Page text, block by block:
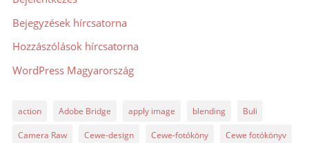
Bejegyzések hírcsatorna
Hozzászólások hírcsatorna
WordPress Magyarország
action Adobe Bridge apply image blending Buli
Camera Raw Cewe-design Cewe-fotóköny Cewe fotókönyv